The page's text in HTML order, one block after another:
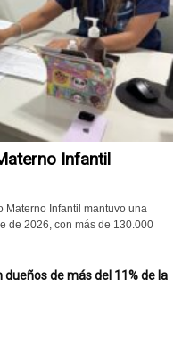
Infantil
Materno Infantil mantuvo una
de 2026, con más de 130.000
dueños de más del 11% de la